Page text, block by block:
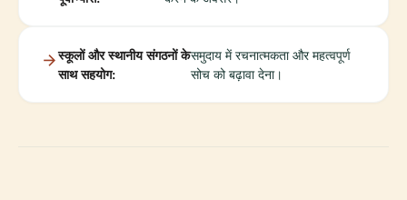
स्कूलों और स्थानीय संगठनों के
साथ सहयोग:
समुदाय में रचनात्मकता और महत्वपूर्ण
सोच को बढ़ावा देना।